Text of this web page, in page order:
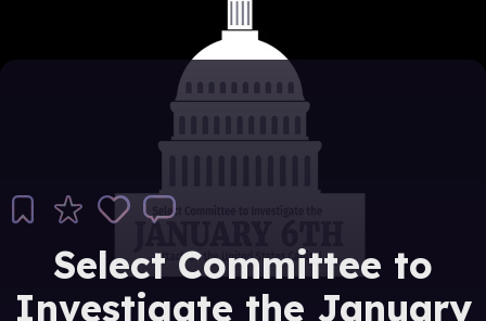
Select Committee to
Investigate the January